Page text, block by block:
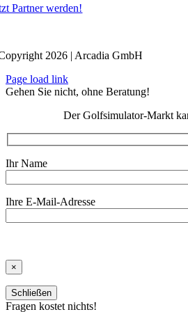
Partner werden!
2026 | Arcadia GmbH
Page load link
Gehen Sie nicht, ohne Beratung!
Der Golfsimulator-Markt
Ihr Name
Ihre E-Mail-Adresse
×
Schließen
Fragen kostet nichts!